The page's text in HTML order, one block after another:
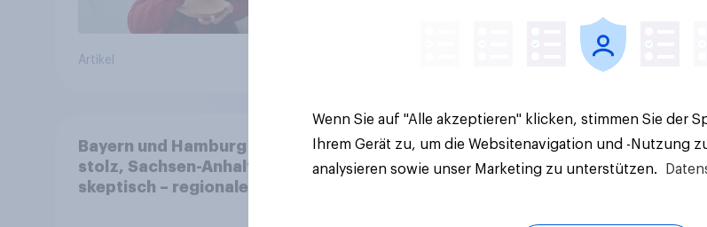
Artikel
Bayern und Hamburg
stolz, Sachsen-Anhalt
skeptisch – regionale
Wenn Sie auf "Alle akzeptieren" klicken, stimmen Sie der
Ihrem Gerät zu, um die Websitenavigation und -Nutzung
analysieren sowie unser Marketing zu unterstützen.